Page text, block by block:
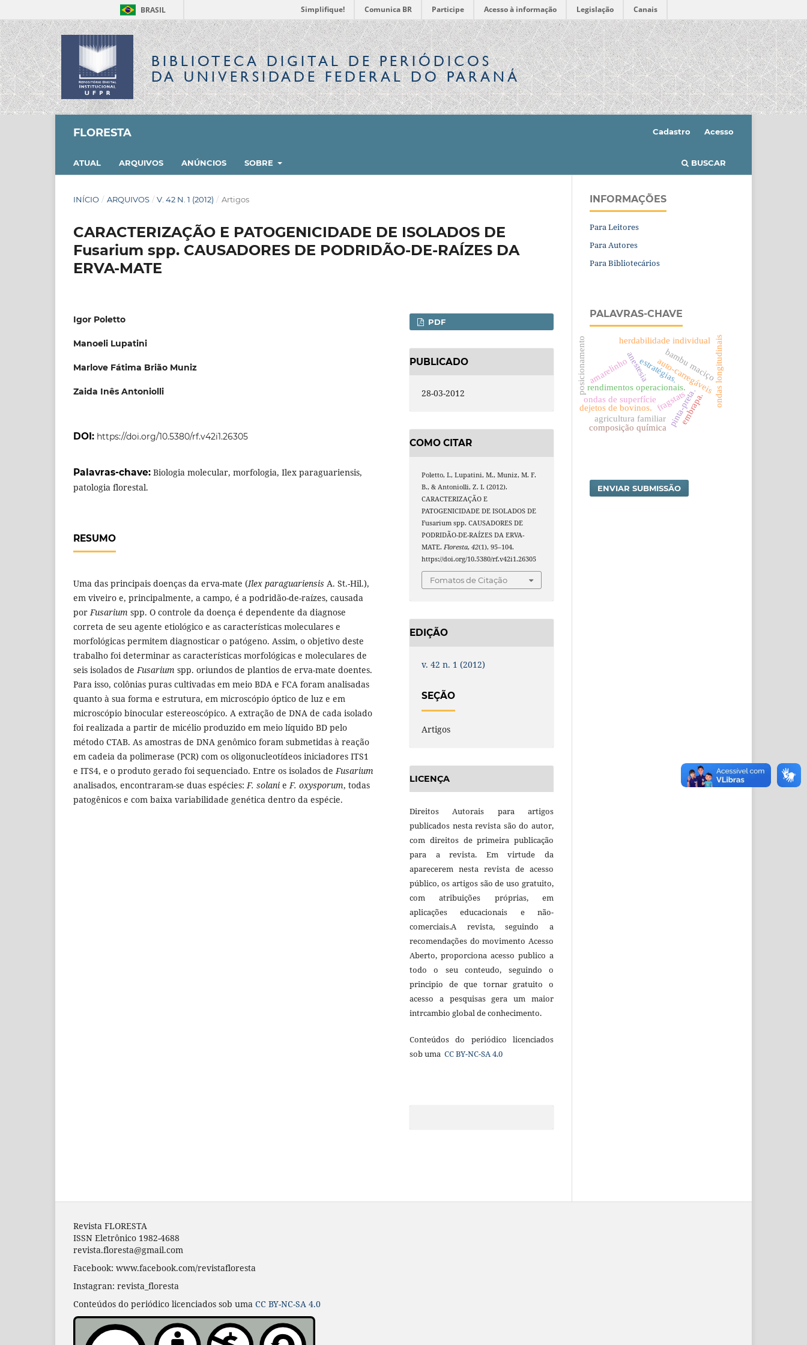
BRASIL Simplifique! Comunica BR Participe Acesso à informação Legislação Canais
BIBLIOTECA DIGITALDE PERIÓDICOS
DA UNIVERSIDADE FEDERAL DO PARANÁ
FLORESTA
ATUAL ARQUIVOS ANÚNCIOS SOBRE BUSCAR
Cadastro Acesso
INÍCIO / ARQUIVOS / V. 42 N. 1 (2012) / Artigos
CARACTERIZAÇÃO E PATOGENICIDADE DE ISOLADOS DE
Fusarium spp. CAUSADORES DE PODRIDÃO-DE-RAÍZES DA
ERVA-MATE
Igor Poletto
Manoeli Lupatini
Marlove Fátima Brião Muniz
Zaida Inês Antoniolli
DOI: https://doi.org/10.5380/rf.v42i1.26305
Palavras-chave: Biologia molecular, morfologia, Ilex paraguariensis,
patologia florestal.
RESUMO
Uma das principais doenças da erva-mate (Ilex paraguariensis A. St.-Hil.),
em viveiro e, principalmente, a campo, é a podridão-de-raízes, causada
porFusarium spp. O controle da doença é dependente da diagnose
correta de seu agente etiológico e as características moleculares e
morfológicas permitem diagnosticar o patógeno. Assim, o objetivo deste
trabalho foi determinar as características morfológicas e moleculares de
seis isolados deFusarium spp. oriundos de plantios de erva-mate doentes.
Para isso, colônias puras cultivadas em meio BDA e FCA foram analisadas
quanto à sua forma e estrutura, em microscópio óptico de luz e em
microscópio binocular estereoscópico. A extração de DNA de cada isolado
foi realizada a partir de micélio produzido em meio líquido BD pelo
método CTAB. As amostras de DNA genômico foram submetidas à reação
em cadeia da polimerase (PCR) com os oligonucleotídeos iniciadores ITS1
e ITS4, e o produto gerado foi sequenciado. Entre os isolados deFusarium
analisados, encontraram-se duas espécies:F. solani eF. oxysporum, todas
patogênicos e com baixa variabilidade genética dentro da espécie.
PDF
PUBLICADO
28-03-2012
COMO CITAR
Poletto, I., Lupatini, M., Muniz, M. F.
B., & Antoniolli, Z. I. (2012).
CARACTERIZAÇÃO E
PATOGENICIDADE DE ISOLADOS DE
Fusarium spp. CAUSADORES DE
PODRIDÃO-DE-RAÍZES DA ERVA-
MATE. Floresta,42(1), 95–104.
https://doi.org/10.5380/rf.v42i1.26305
Fomatos de Citação
EDIÇÃO
v. 42 n. 1 (2012)
SEÇÃO
Artigos
LICENÇA
Direitos Autorais para artigos
publicados nesta revista são do autor,
com direitos de primeira publicação
para a revista. Em virtude da
aparecerem nesta revista de acesso
público, os artigos são de uso gratuito,
com atribuições próprias, em
aplicações educacionais e não-
comerciais.A revista, seguindo a
recomendações do movimento Acesso
Aberto, proporciona acesso publico a
todo o seu conteudo, seguindo o
principio de que tornar gratuito o
acesso a pesquisas gera um maior
intrcambio global de conhecimento.
Conteúdos do periódico licenciados
sob uma CC BY-NC-SA 4.0
INFORMAÇÕES
Para Leitores
Para Autores
Para Bibliotecários
PALAVRAS-CHAVE
bambu maciço
auto-carregáveis
rendimentos operacionais. ondas longitudinais
ondas de superfíciefragstats
anestesia
pinta-preta.
herdabilidade individual
dejetos de bovinos.
amarelinho
agricultura familiar embrapa.
composição química
posicionamento estratégias.
ENVIAR SUBMISSÃO
Revista FLORESTA
ISSN Eletrônico 1982-4688
revista.floresta@gmail.com
Facebook: www.facebook.com/revistafloresta
Instagran: revista_floresta
Conteúdos do periódico licenciados sob uma CC BY-NC-SA 4.0